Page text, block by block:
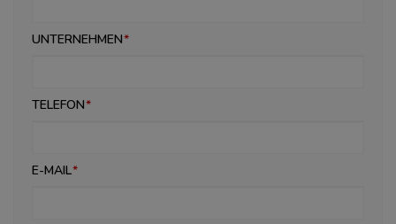
UNTERNEHMEN
TELEFON
E-MAIL